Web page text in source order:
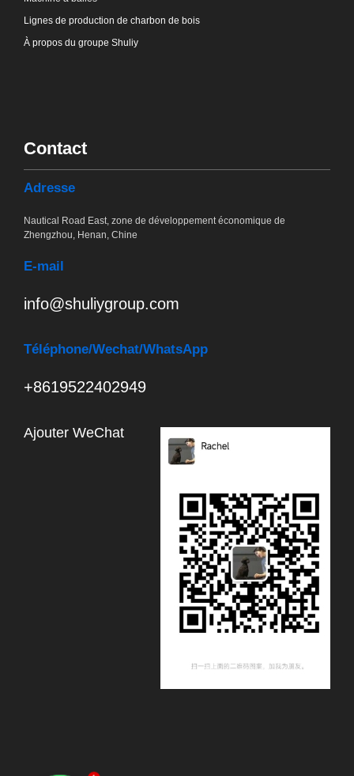
Lignes de production de charbon de bois
À propos du groupe Shuliy
Contact
Adresse
Nautical Road East, zone de développement économique de
Zhengzhou, Henan, Chine
E-mail
info@shuliygroup.com
Téléphone/Wechat/WhatsApp
+8619522402949
Ajouter WeChat